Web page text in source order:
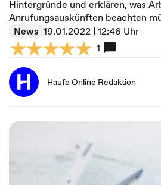
Hintergründe und erklären, was
Anrufungsauskünften beachten
News 19.01.2022 | 12:46 Uhr
1
Haufe Online Redaktion